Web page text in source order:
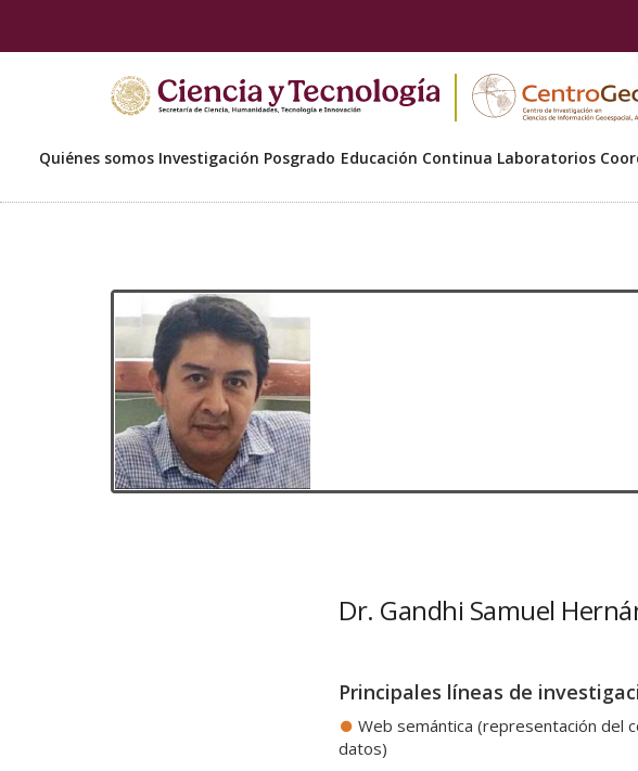
Quiénes somos Investigación Posgrado Educación Continua Laboratorios
Dr. Gandhi Samuel
Principales líneas de
Web semántica (representación del
datos)